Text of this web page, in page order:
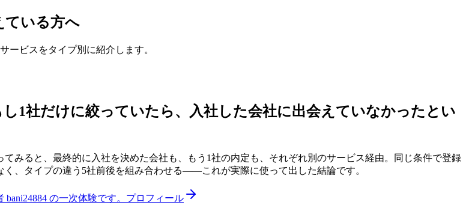
ている方へ
ービスをタイプ別に紹介します。
し1社だけに絞っていたら、入社した会社に出会えていなかった とい
みると、最終的に入社を決めた会社も、もう1社の内定も、それぞれ別のサービス経由。同じ条件で登録
、タイプの違う5社前後を組み合わせる——これが実際に使って出した結論です。
の一次体験です。 プロフィール